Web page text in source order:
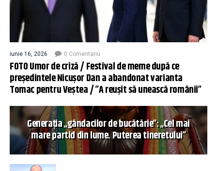
iunie 16, 2026 0 Comentariu
FOTO Umor de criză / Festival de meme după ce
președintele Nicușor Dan a abandonat varianta
Tomac pentru Veștea / ”A reușit să unească românii”
Generația „gândacilor de bucătărie”: „Cel mai
mare partid din lume. Puterea tineretului”